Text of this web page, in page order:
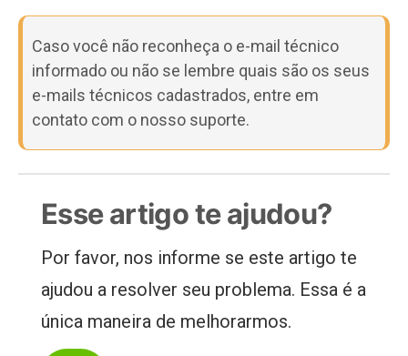
Caso você não reconheça o e-mail técnico
informado ou não se lembre quais são os seus
e-mails técnicos cadastrados, entre em
contato com o nosso suporte.
Esse artigo te ajudou?
Por favor, nos informe se este artigo te
ajudou a resolver seu problema. Essa é a
única maneira de melhorarmos.